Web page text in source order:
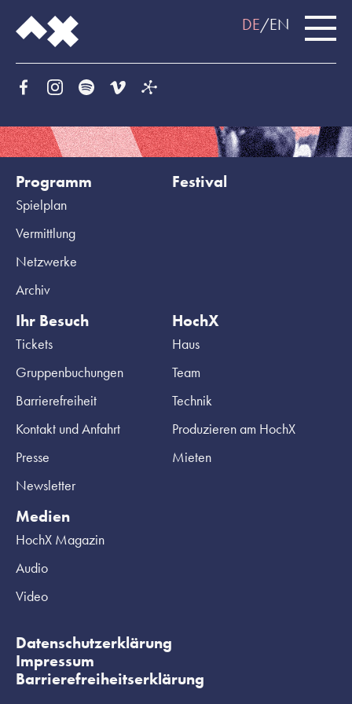
DE EN
Programm
Spielplan
Vermittlung
Netzwerke
Archiv
Festival
Ihr Besuch
Tickets
Gruppenbuchungen
Barrierefreiheit
Kontakt und Anfahrt
Presse
Newsletter
HochX
Haus
Team
Technik
Produzieren am HochX
Mieten
Medien
HochX Magazin
Audio
Video
Datenschutzerklärung
Impressum
Barrierefreiheitserklärung